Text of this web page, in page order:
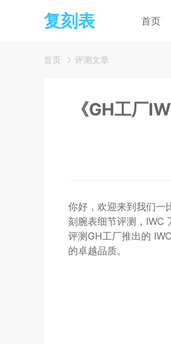
复刻表 首页
首页 评测文章
《GH工厂
你好，欢迎来到我们一
刻腕表细节评测，IWC
评测GH工厂推出的
的卓越品质。